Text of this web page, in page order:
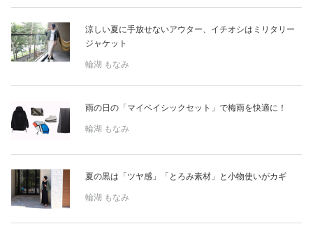
涼しい夏に手放せないアウター、イチオシはミリタリー
ジャケット
輪湖 もなみ
雨の日の「マイベイシックセット」で梅雨を快適に！
輪湖 もなみ
夏の黒は「ツヤ感」「とろみ素材」と小物使いがカギ
輪湖 もなみ